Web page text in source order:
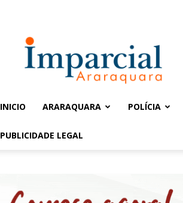
Imparcial
INICIO ARARAQUARA POLÍCIA
PUBLICIDADE LEGAL